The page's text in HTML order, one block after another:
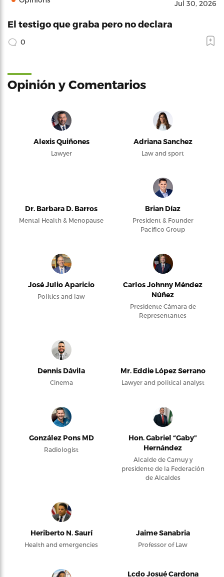
Jul 30, 2026
El testigo que graba pero no declara
0
Opinión y Comentarios
Alexis Quiñones
Lawyer
Adriana Sanchez
Law and sport
Dr. Barbara D. Barros
Mental Health & Menopause
Brian Díaz
President & Founder
Pacifico Group
José Julio Aparicio
Politics and law
Carlos Johnny Méndez
Núñez
Presidente Cámara de
Representantes
Dennis Dávila
Cinema
Mr. Eddie López Serrano
Lawyer and political analyst
González Pons MD
Radiologist
Hon. Gabriel “Gaby”
Hernández
Alcalde de Camuy y
presidente de la Federación
de Alcaldes
Heriberto N. Saurí
Health and emergencies
Jaime Sanabria
Professor of Law
Lcdo Josué Cardona